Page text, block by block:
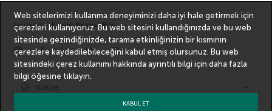
Securelist Eugene Personal Blog
Türkiye
Web sitelerimizi kullanma deneyiminizi daha iyi hale getirmek için
çerezleri kullanıyoruz. Bu web sitesini kullandığınızda ve bu web
sitesinde gezindiğinizde, tarama etkinliğinizin bir kısmının
çerezlere kaydedilebileceğini kabul etmiş olursunuz. Bu web
sitesindeki çerez kullanımı hakkında ayrıntılı bilgi içindaha fazla
bilgi öğesine tıklayın.
KABUL ET